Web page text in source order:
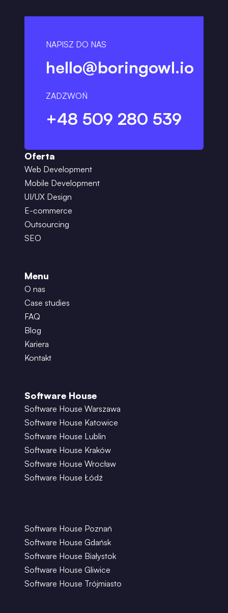
NAPISZ DO NAS
hello@boringowl.io
ZADZWOŃ
+48 509 280 539
Oferta
Web Development
Mobile Development
UI/UX Design
E-commerce
Outsourcing
SEO
Menu
O nas
Case studies
FAQ
Blog
Kariera
Kontakt
Software House
Software House Warszawa
Software House Katowice
Software House Lublin
Software House Kraków
Software House Wrocław
Software House Łódź
Software House Poznań
Software House Gdańsk
Software House Białystok
Software House Gliwice
Software House Trójmiasto